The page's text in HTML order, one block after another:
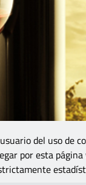
del uso de
por esta